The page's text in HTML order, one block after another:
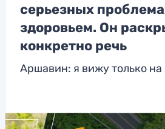
серьезных
здоровьем. Он
конкретно речь
Аршавин: я вижу только на